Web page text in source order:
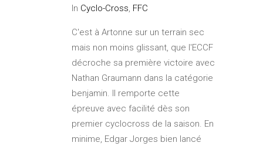
In Cyclo-Cross, FFC
C'est à Artonne sur un terrain sec
mais non moins glissant, que l'ECCF
décroche sa première victoire avec
Nathan Graumann dans la catégorie
benjamin. Il remporte cette
épreuve avec facilité dès son
premier cyclocross de la saison. En
minime, Edgar Jorges bien lancé